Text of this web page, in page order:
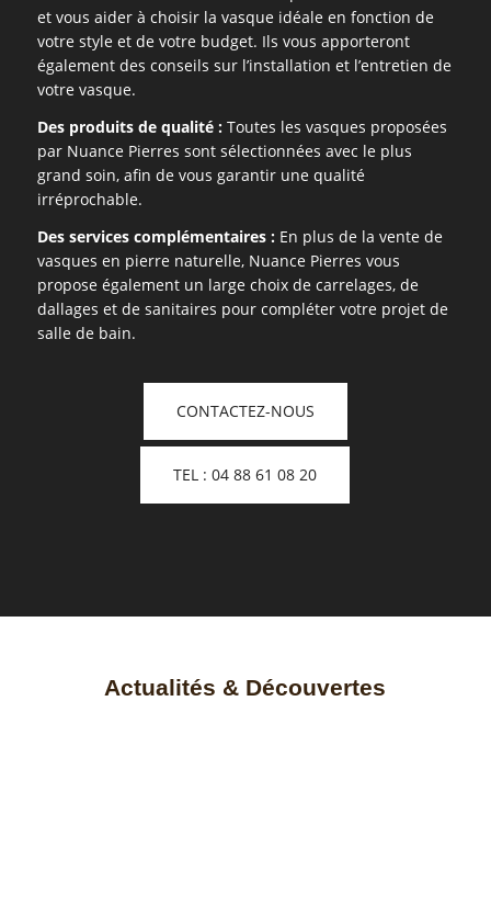
et vous aider à choisir la vasque idéale en fonction de
votre style et de votre budget. Ils vous apporteront
également des conseils sur l’installation et l’entretien de
votre vasque.
Des produits de qualité :Toutes les vasques proposées
par Nuance Pierres sont sélectionnées avec le plus
grand soin, afin de vous garantir une qualité
irréprochable.
Des services complémentaires :En plus de la vente de
vasques en pierre naturelle, Nuance Pierres vous
propose également un large choix de carrelages, de
dallages et de sanitaires pour compléter votre projet de
salle de bain.
CONTACTEZ-NOUS
TEL : 04 88 61 08 20
Actualités & Découvertes